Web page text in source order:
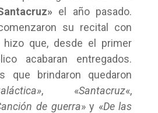
el año pasado.
su recital con
hizo que, desde el primer
acabaran entregados.
que brindaron quedaron
, «Santacruz«,
de guerra» y «De las